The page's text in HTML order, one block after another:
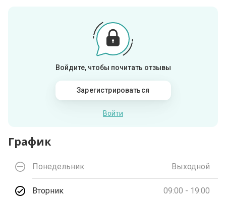
Войдите, чтобы почитать отзывы
Зарегистрироваться
Войти
График
Понедельник Выходной
Вторник 09:00 - 19:00